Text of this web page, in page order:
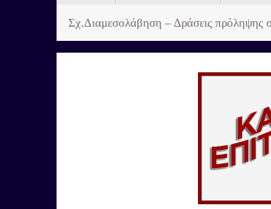
Σχ.Διαμεσολάβηση – Δράσεις πρόληψης